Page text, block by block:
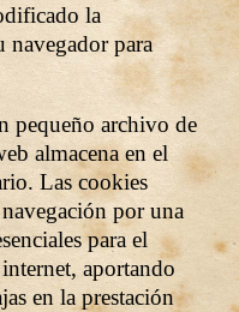
la
navegador para
pequeño archivo de
almacena en el
Las cookies
por una
para el
aportando
en la prestación